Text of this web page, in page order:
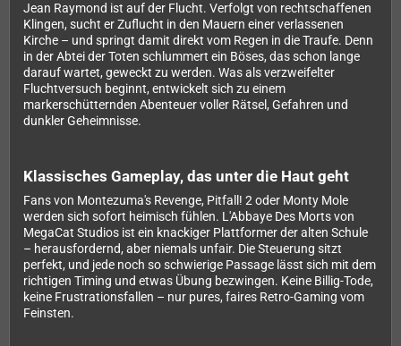
Jean Raymond ist auf der Flucht. Verfolgt von rechtschaffenen
Klingen, sucht er Zuflucht in den Mauern einer verlassenen
Kirche – und springt damit direkt vom Regen in die Traufe. Denn
in der Abtei der Toten schlummert ein Böses, das schon lange
darauf wartet, geweckt zu werden. Was als verzweifelter
Fluchtversuch beginnt, entwickelt sich zu einem
markerschütternden Abenteuer voller Rätsel, Gefahren und
dunkler Geheimnisse.
Klassisches Gameplay, das unter die Haut geht
Fans von Montezuma's Revenge, Pitfall! 2 oder Monty Mole
werden sich sofort heimisch fühlen. L'Abbaye Des Morts von
MegaCat Studios ist ein knackiger Plattformer der alten Schule
– herausfordernd, aber niemals unfair. Die Steuerung sitzt
perfekt, und jede noch so schwierige Passage lässt sich mit dem
richtigen Timing und etwas Übung bezwingen. Keine Billig-Tode,
keine Frustrationsfallen – nur pures, faires Retro-Gaming vom
Feinsten.